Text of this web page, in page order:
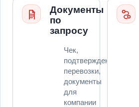
Документы
по
запросу
Чек,
подтверждение
перевозки,
документы
для
компании